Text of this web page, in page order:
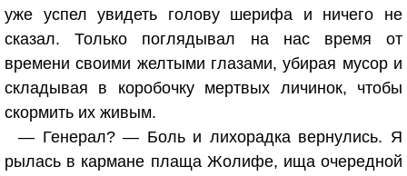
уже успел увидеть голову шерифа и ничего не
сказал. Только поглядывал на нас время от
времени своими желтыми глазами, убирая мусор и
складывая в коробочку мертвых личинок, чтобы
скормить их живым.
— Генерал? — Боль и лихорадка вернулись. Я
рылась в кармане плаща Жолифе, ища очередной